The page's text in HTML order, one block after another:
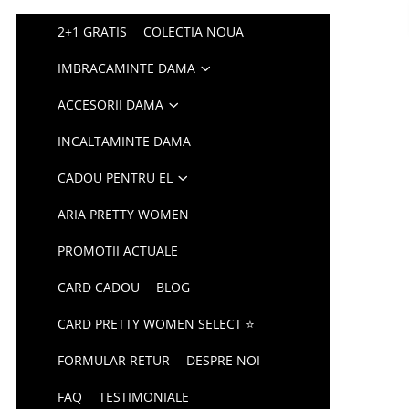
2+1 GRATIS COLECTIA NOUA
IMBRACAMINTE DAMA
ACCESORII DAMA
INCALTAMINTE DAMA
CADOU PENTRU EL
ARIA PRETTY WOMEN
PROMOTII ACTUALE
CARD CADOU BLOG
CARD PRETTY WOMEN SELECT ⭐
FORMULAR RETUR DESPRE NOI
FAQ TESTIMONIALE